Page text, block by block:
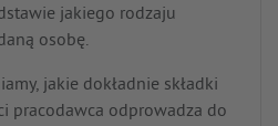
jakiego rodzaju
osobę.
jakie dokładnie składki
pracodawca odprowadza do